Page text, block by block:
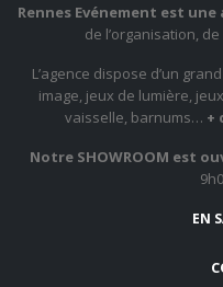
Rennes Evénement est
de l’organisation,
L’agence dispose d’un grand
image, jeux de lumière,
vaisselle, barnums… +
Notre SHOWROOM est
EN